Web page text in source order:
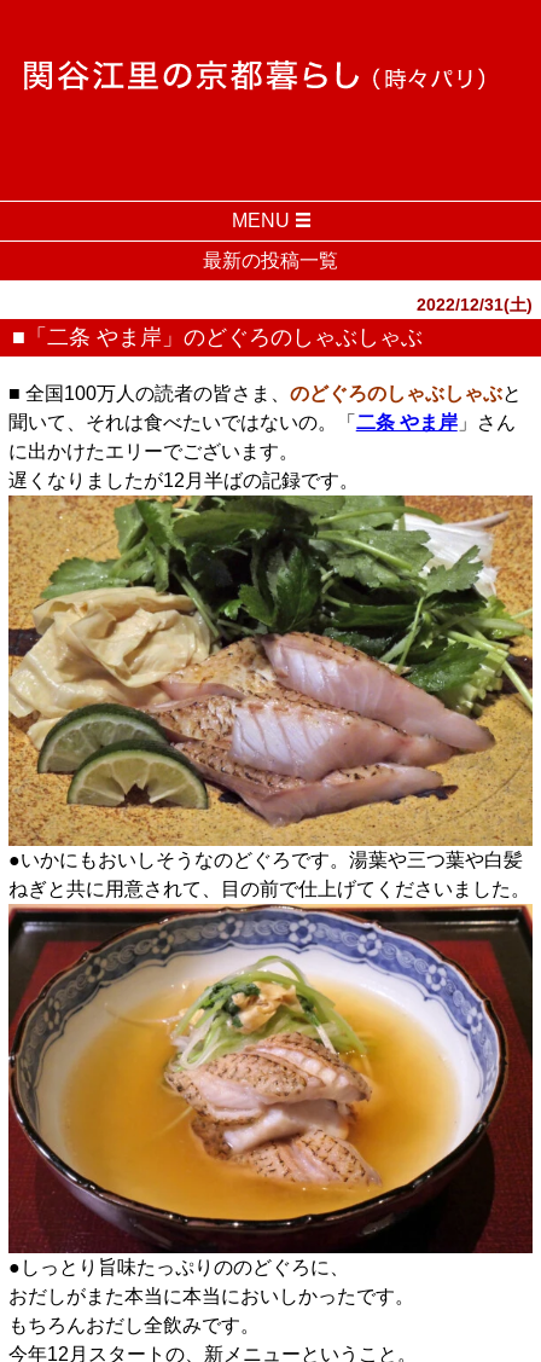
MENU
最新の投稿一覧
2022/12/31(土)
■「二条 やま岸」のどぐろのしゃぶしゃぶ
■ 全国100万人の読者の皆さま、 のどぐろのしゃぶしゃぶと
聞いて、それは食べたいではないの。「 二条 やま岸」さん
に出かけたエリーでございます。
遅くなりましたが12月半ばの記録です。
●いかにもおいしそうなのどぐろです。湯葉や三つ葉や白髪
ねぎと共に用意されて、目の前で仕上げてくださいました。
●しっとり旨味たっぷりののどぐろに、
おだしがまた本当に本当においしかったです。
もちろんおだし全飲みです。
今年12月スタートの、新メニューということ。